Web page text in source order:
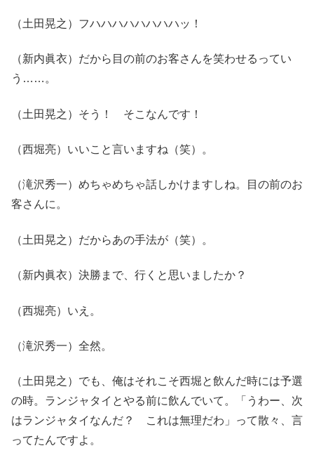
（土田晃之）フハハハハハハハハッ！
（新内眞衣）だから目の前のお客さんを笑わせるってい
う……。
（土田晃之）そう！ そこなんです！
（西堀亮）いいこと言いますね（笑）。
（滝沢秀一）めちゃめちゃ話しかけますしね。目の前のお
客さんに。
（土田晃之）だからあの手法が（笑）。
（新内眞衣）決勝まで、行くと思いましたか？
（西堀亮）いえ。
（滝沢秀一）全然。
（土田晃之）でも、俺はそれこそ西堀と飲んだ時には予選
の時。ランジャタイとやる前に飲んでいて。「うわー、次
はランジャタイなんだ？ これは無理だわ」って散々、言
ってたんですよ。